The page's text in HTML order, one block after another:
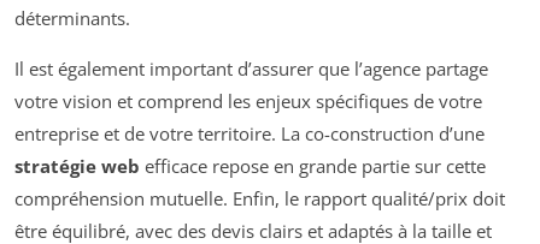
déterminants.
Il est également important d’assurer que l’agence partage
votre vision et comprend les enjeux spécifiques de votre
entreprise et de votre territoire. La co-construction d’une
stratégie web efficace repose en grande partie sur cette
compréhension mutuelle. Enfin, le rapport qualité/prix doit
être équilibré, avec des devis clairs et adaptés à la taille et